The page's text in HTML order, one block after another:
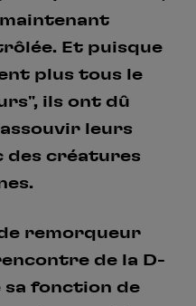
Et puisque
plus tous le
ils ont dû
leurs
des créatures
remorqueur
de la D-
sa fonction de